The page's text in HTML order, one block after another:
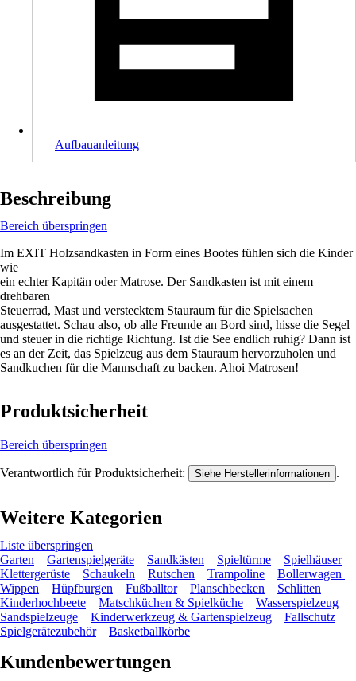
Aufbauanleitung
Beschreibung
Bereich überspringen
Im EXIT Holzsandkasten in Form eines Bootes fühlen sich die Kinder
wie
ein echter Kapitän oder Matrose. Der Sandkasten ist mit einem
drehbaren
Steuerrad, Mast und verstecktem Stauraum für die Spielsachen
ausgestattet. Schau also, ob alle Freunde an Bord sind, hisse die Segel
und steuer in die richtige Richtung. Ist die See endlich ruhig? Dann ist
es an der Zeit, das Spielzeug aus dem Stauraum hervorzuholen und
Sandkuchen für die Mannschaft zu backen. Ahoi Matrosen!
Produktsicherheit
Bereich überspringen
Verantwortlich für Produktsicherheit: Siehe Herstellerinformationen .
Weitere Kategorien
Liste überspringen
Garten
Gartenspielgeräte Sandkästen Spieltürme
Spielhäuser
Klettergerüste
Schaukeln Rutschen Trampoline
Bollerwagen
Wippen
Hüpfburgen Fußballtor Planschbecken
Schlitten
Kinderhochbeete
Matschküchen & Spielküche
Wasserspielzeug
Sandspielzeuge
Kinderwerkzeug & Gartenspielzeug
Fallschutz
Spielgerätezubehör
Basketballkörbe
Kundenbewertungen